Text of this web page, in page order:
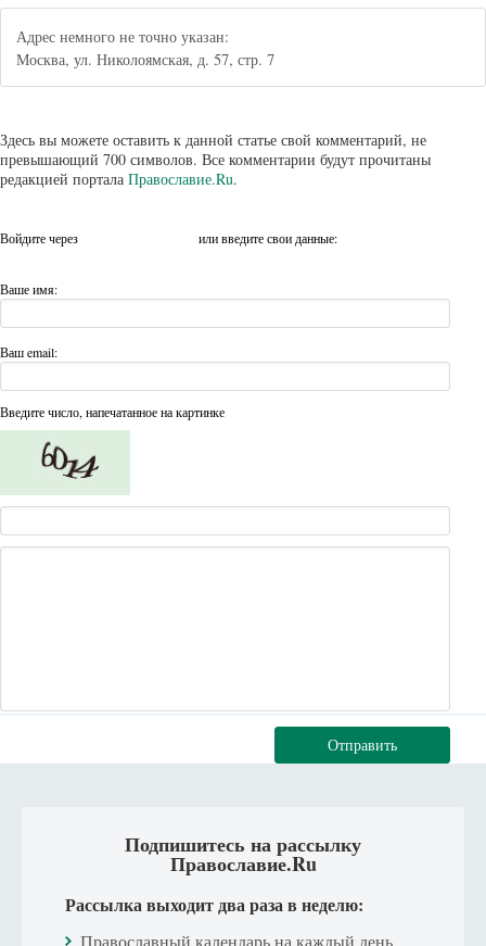
Адрес немного не точно указан:
Москва, ул. Николоямская, д. 57, стр. 7
Здесь вы можете оставить к данной статье свой комментарий, не
превышающий 700 символов. Все комментарии будут прочитаны
редакцией портала Православие.Ru.
Войдите через или введите свои данные:
Ваше имя:
Ваш email:
Введите число, напечатанное на картинке
Отправить
Подпишитесь на рассылку
Православие.Ru
Рассылка выходит два раза в неделю:
Православный календарь на каждый день.